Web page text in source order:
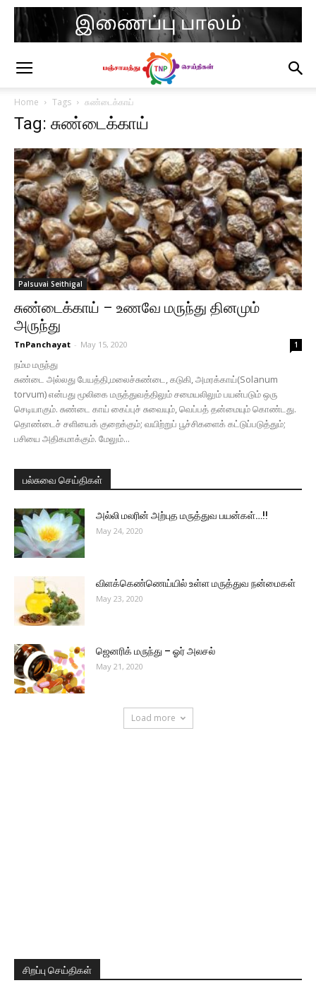
Home Tags சுண்டைக்காய்
Tag: சுண்டைக்காய்
Palsuvai Seithigal
சுண்டைக்காய் – உணவே மருந்து தினமும்
அருந்து
TnPanchayat - May 15, 2020 1
நம்ம மருந்து
சுண்டை அல்லது பேயத்தி,மலைச்சுண்டை, கடுகி, அமரக்காய்(Solanum
torvum) என்பது மூலிகை மருத்துவத்திலும் சமையலிலும் பயன்படும் ஒரு
செடியாகும். சுண்டை காய் கைப்புச் சுவையும், வெப்பத் தன்மையும் கொண்டது.
தொண்டைச் சளியைக் குறைக்கும்; வயிற்றுப் பூச்சிகளைக் கட்டுப்படுத்தும்;
பசியை அதிகமாக்கும். மேலும்...
பல்சுவை செய்திகள்
அல்லி மலரின் அற்புத மருத்துவ பயன்கள்…!!
May 24, 2020
விளக்கெண்ணெய்யில் உள்ள மருத்துவ நன்மைகள்
May 23, 2020
ஜெனரிக் மருந்து – ஓர் அலசல்
May 21, 2020
Load more
சிறப்பு செய்திகள்